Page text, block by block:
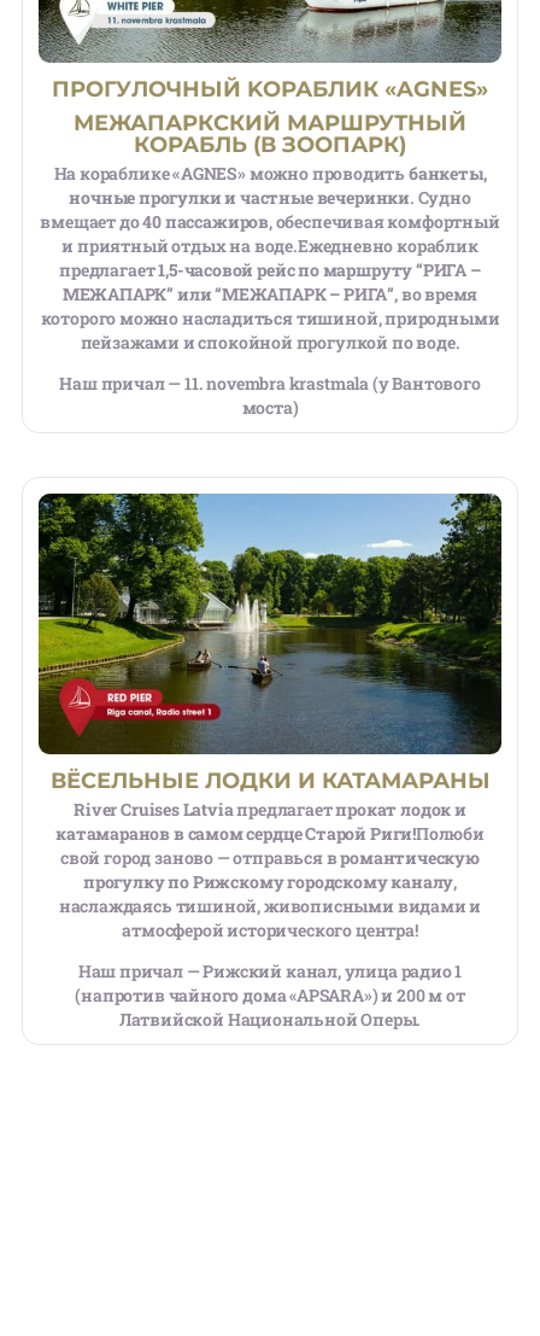
ПРОГУЛОЧНЫЙ KОРАБЛИК «AGNES»
МЕЖАПАРКСКИЙ МАРШРУТНЫЙ
КОРАБЛЬ (В ЗООПАРК)
На кораблике«AGNES»можно проводить банкеты,
ночные прогулки и частные вечеринки. Судно
вмещает до40 пассажиров, обеспечивая комфортный
и приятный отдых на воде.Ежедневно кораблик
предлагает1,5-часовой рейс по маршруту “РИГА –
МЕЖАПАРК” или “МЕЖАПАРК – РИГА”, во время
которого можно насладиться тишиной, природными
пейзажами и спокойной прогулкой по воде.
Наш причал — 11. novembra krastmala (у Вантового
моста)
ВЁСЕЛЬНЫЕ ЛОДКИ И КАТАМАРАНЫ
River Cruises Latviaпредлагаетпрокат лодок и
катамаранов в самом сердце Старой Риги!Полюби
свой город заново — отправься вромантическую
прогулку по Рижскому городскому каналу,
наслаждаясь тишиной, живописными видами и
атмосферой исторического центра!
Наш причал — Рижский канал, улица радио 1
(напротив чайного дома «APSARA») и 200 м от
Латвийской Национальной Оперы.